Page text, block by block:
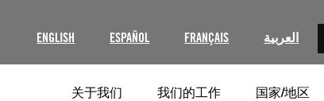
ENGLISH ESPAÑOL FRANÇAIS العربية
关于我们 我们的工作 国家/地区